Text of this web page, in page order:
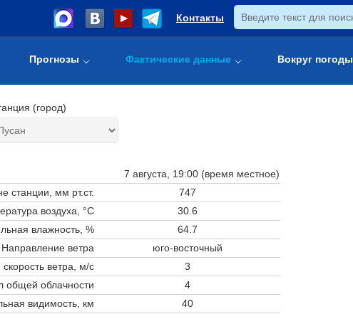
Контакты
Прогнозы Фактические данные Вокруг погоды
(город)
7 августа, 19:00 (время местное)
станции, мм рт.ст.
747
воздуха, °C
30.6
влажность, %
64.7
Направление ветра
юго-восточный
ветра, м/с
3
общей облачности
4
видимость, км
40